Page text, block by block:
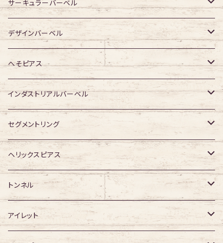
ジュエル有り
アクリル・その他
ジュエル有り
サージカルチタン
ジュエル無し
ジュエル有り
アクリル・その他
316Lサージカルステンレス
ジュエル無し
ジュエル有り
サージカルチタン
ジュエル無し
ジュエル有り
アクリル・その他
サーキュラーバーベル
316Lサージカルステンレス
ジュエル無し
ジュエル有り
サージカルチタン
ジュエル無し
ジュエル有り
アクリル・その他
デザインバーベル
ジュエル無し
ジュエル有り
へそピアス
316Lサージカルステンレス
ジュエル無し
ジュエル有り
サージカルチタン
ジュエル無し
ジュエル有り
アクリル
インダストリアルバーベル
316Lサージカルステンレス
ジュエル無し
ジュエル有り
サージカルチタン
ジュエル無し
ジュエル有り
セグメントリング
316Lサージカルステンレス
サージカルチタン
アクリル
ヘリックスピアス
ジュエル無し
ジュエル有り
トンネル
316Lサージカルステンレス
アイレット